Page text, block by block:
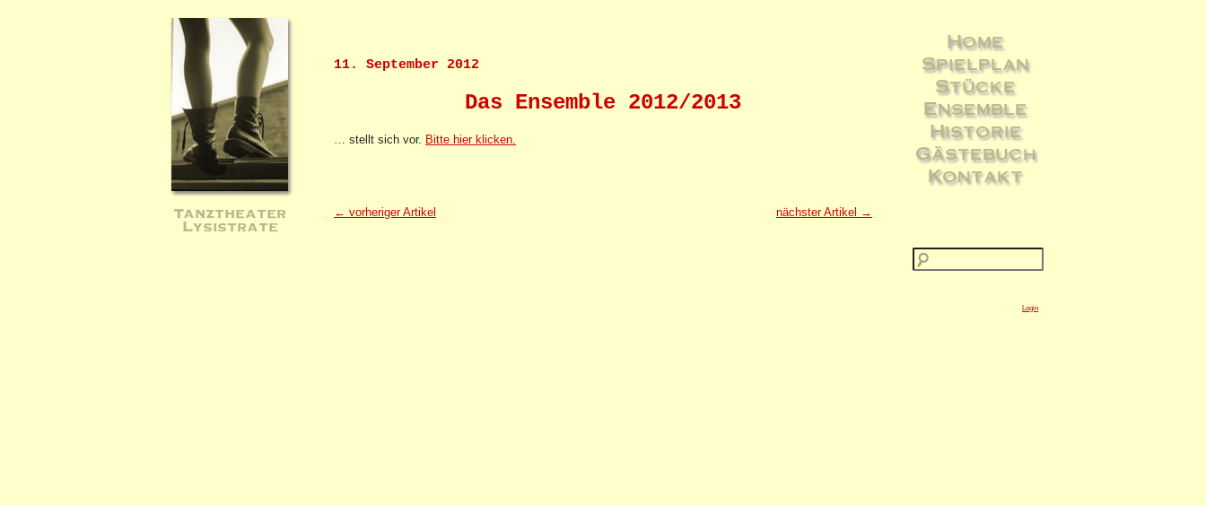
Tanztheater
Lysistrate
Home
Spielplan
Stücke
Ensemble
Historie
Gästebuch
Kontakt
Login
11. September 2012
Das Ensemble 2012/2013
… stellt sich vor. Bitte hier klicken.
← vorheriger Artikel nächster Artikel →